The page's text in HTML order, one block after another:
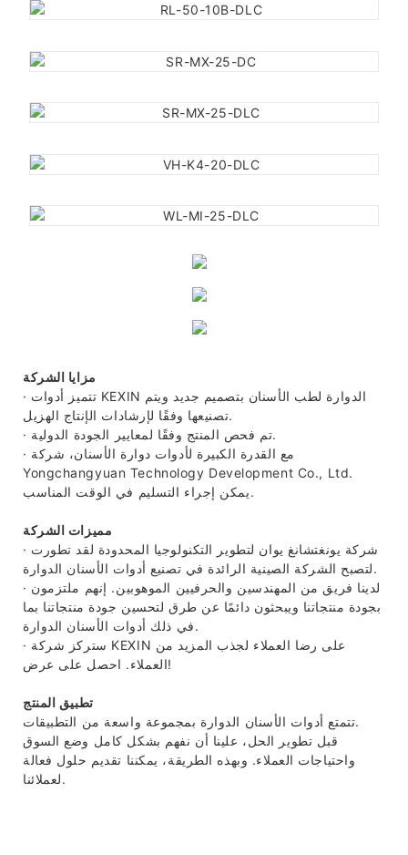
مزايا الشركة
· تتميز أدوات KEXIN الدوارة لطب الأسنان بتصميم جديد ويتم
تصنيعها وفقًا لإرشادات الإنتاج الهزيل.
· تم فحص المنتج وفقًا لمعايير الجودة الدولية.
· مع القدرة الكبيرة لأدوات دوارة الأسنان، شركة
Yongchangyuan Technology Development Co., Ltd.
يمكن إجراء التسليم في الوقت المناسب.
مميزات الشركة
· شركة يونغتشانغ يوان لتطوير التكنولوجيا المحدودة لقد تطورت
لتصبح الشركة الصينية الرائدة في تصنيع أدوات الأسنان الدوارة.
· لدينا فريق من المهندسين والحرفيين الموهوبين. إنهم ملتزمون
بجودة منتجاتنا ويبحثون دائمًا عن طرق لتحسين جودة منتجاتنا بما
في ذلك أدوات الأسنان الدوارة.
· ستركز شركة KEXIN على رضا العملاء لجذب المزيد من
العملاء. احصل على عرض!
تطبيق المنتج
تتمتع أدوات الأسنان الدوارة بمجموعة واسعة من التطبيقات.
قبل تطوير الحل، علينا أن نفهم بشكل كامل وضع السوق
واحتياجات العملاء. وبهذه الطريقة، يمكننا تقديم حلول فعالة
لعملائنا.